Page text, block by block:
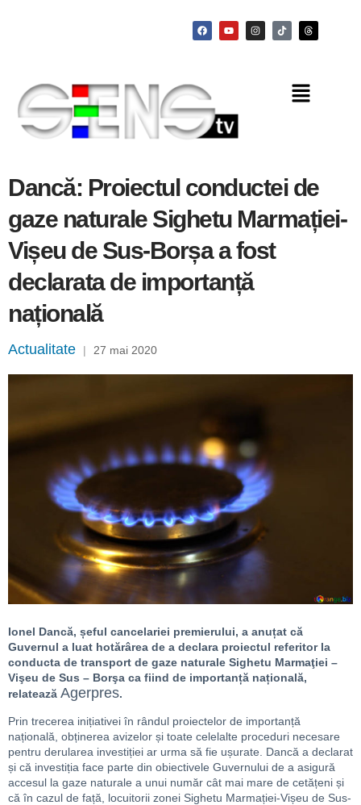
Dancă: Proiectul conductei de
gaze naturale Sighetu Marmației-
Vișeu de Sus-Borșa a fost
declarata de importanță
națională
Actualitate | 27 mai 2020
Ionel Dancă, șeful cancelariei premierului, a anuțat că
Guvernul a luat hotărârea de a declara proiectul referitor la
conducta de transport de gaze naturale Sighetu Marmaţiei –
Vişeu de Sus – Borşa ca fiind de importanță națională,
relatează Agerpres.
Prin trecerea inițiativei în rândul proiectelor de importanță
națională, obținerea avizelor și toate celelalte proceduri necesare
pentru derularea investiției ar urma să fie ușurate. Dancă a declarat
și că investiția face parte din obiectivele Guvernului de a asigură
accesul la gaze naturale a unui număr cât mai mare de cetățeni și
că în cazul de față, locuitorii zonei Sighetu Marmației-Vișeu de Sus-